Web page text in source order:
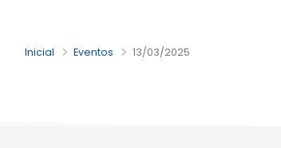
Inicial Eventos 13/03/2025